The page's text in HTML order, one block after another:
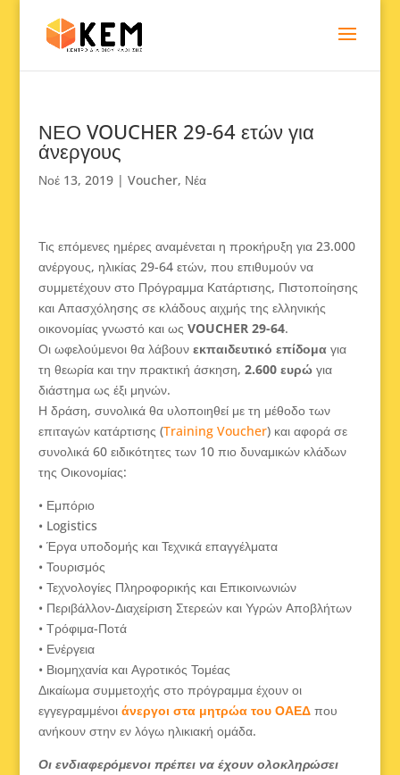
ΝΕΟ VOUCHER 29-64 ετών για
άνεργους
Νοέ 13, 2019| Voucher, Νέα
Τις επόμενες ημέρες αναμένεται η προκήρυξη για 23.000
ανέργους, ηλικίας 29-64 ετών, που επιθυμούν να
συμμετέχουν στο Πρόγραμμα Κατάρτισης, Πιστοποίησης
και Απασχόλησης σε κλάδους αιχμής της ελληνικής
οικονομίας γνωστό και ως VOUCHER 29-64.
Οι ωφελούμενοι θα λάβουν εκπαιδευτικό επίδομαγια
τη θεωρία και την πρακτική άσκηση, 2.600 ευρώγια
διάστημα ως έξι μηνών.
Η δράση, συνολικά θα υλοποιηθεί με τη μέθοδο των
επιταγών κατάρτισης (Training Voucher) και αφορά σε
συνολικά 60 ειδικότητες των 10 πιο δυναμικών κλάδων
της Οικονομίας:
• Εμπόριο
• Logistics
• Έργα υποδομής και Τεχνικά επαγγέλματα
• Τουρισμός
• Τεχνολογίες Πληροφορικής και Επικοινωνιών
• Περιβάλλον-Διαχείριση Στερεών και Υγρών Αποβλήτων
• Τρόφιμα-Ποτά
• Ενέργεια
• Βιομηχανία και Αγροτικός Τομέας
Δικαίωμα συμμετοχής στο πρόγραμμα έχουν οι
εγγεγραμμένοι άνεργοι στα μητρώα του ΟΑΕΔπου
ανήκουν στην εν λόγω ηλικιακή ομάδα.
Οι ενδιαφερόμενοι πρέπει να έχουν ολοκληρώσει